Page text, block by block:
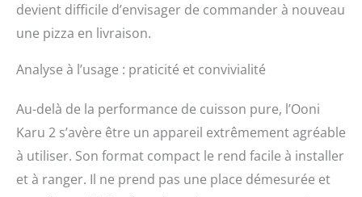
devient difficile d’envisager de commander à nouveau
une pizza en livraison.
Analyse à l’usage : praticité et convivialité
Au-delà de la performance de cuisson pure, l’Ooni
Karu 2 s’avère être un appareil extrêmement agréable
à utiliser. Son format compact le rend facile à installer
et à ranger. Il ne prend pas une place démesurée et